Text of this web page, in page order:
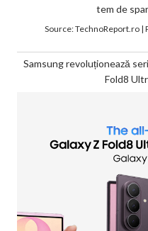
tem de
Source:TechnoReport.ro|
Samsung revoluționează
Fold8